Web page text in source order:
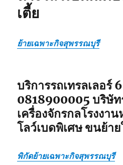
เตี้ย
ย้ายเฉพาะกิจสุพรรณบุรี
บริการรถเทรลเลอร์
0818900005 บริษั
เครื่องจักรกลโรงงา
โลว์เบดพิเศษ ขนย้า
พิกัดย้ายเฉพาะกิจสุพรรณบุรี